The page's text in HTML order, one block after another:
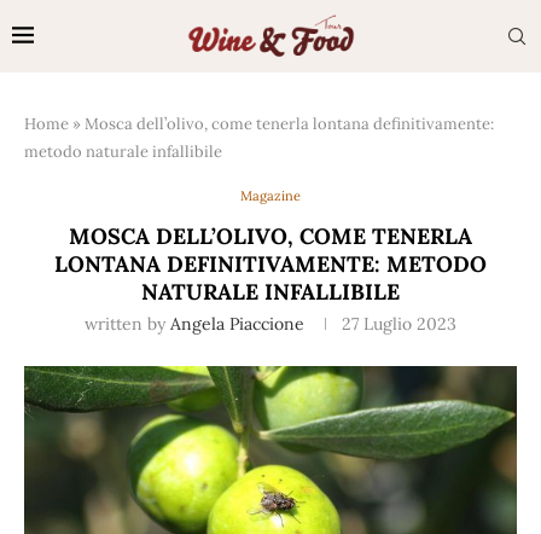
Home »Mosca dell’olivo, come tenerla lontana definitivamente:
metodo naturale infallibile
Magazine
MOSCA DELL’OLIVO, COME TENERLA
LONTANA DEFINITIVAMENTE: METODO
NATURALE INFALLIBILE
written by Angela Piaccione 27 Luglio 2023